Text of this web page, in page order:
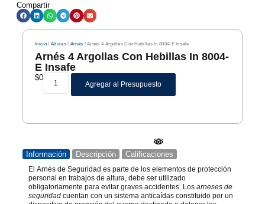
Compartir
Inicio/ Alturas/ Arnés / Arnés 4 Argollas Con Hebillas In 8004-E Insafe
Arnés 4 Argollas Con Hebillas In 8004-
E Insafe
$0
Agregar al Presupuesto
Información Descripción Calificaciones
El Arnés de Seguridad es parte de los elementos de protección
personal en trabajos de altura, debe ser utilizado
obligatoriamente para evitar graves accidentes. Los arneses de
seguridad cuentan con un sistema anticaídas constituido por un